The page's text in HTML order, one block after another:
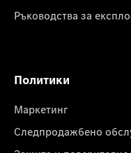
Ръководства за
Политики
Маркетинг
Следпродажбено